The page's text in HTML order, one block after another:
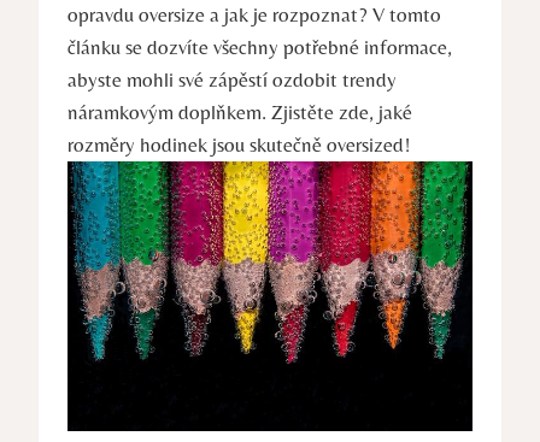
opravdu oversize a jak je rozpoznat? V tomto
článku se dozvíte všechny potřebné informace,
abyste mohli své zápěstí ozdobit trendy
náramkovým doplňkem. Zjistěte zde, jaké
rozměry hodinek jsou skutečně oversized!